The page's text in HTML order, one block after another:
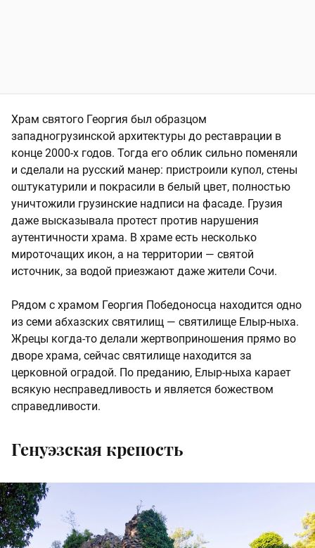
Храм святого Георгия был образцом
западногрузинской архитектуры до реставрации в
конце 2000-х годов. Тогда его облик сильно поменяли
и сделали на русский манер: пристроили купол, стены
оштукатурили и покрасили в белый цвет, полностью
уничтожили грузинские надписи на фасаде. Грузия
даже высказывала протест против нарушения
аутентичности храма. В храме есть несколько
мироточащих икон, а на территории — святой
источник, за водой приезжают даже жители Сочи.
Рядом с храмом Георгия Победоносца находится одно
из семи абхазских святилищ — святилище Елыр-ныха.
Жрецы когда-то делали жертвоприношения прямо во
дворе храма, сейчас святилище находится за
церковной оградой. По преданию, Елыр-ныха карает
всякую несправедливость и является божеством
справедливости.
Генуэзская крепость